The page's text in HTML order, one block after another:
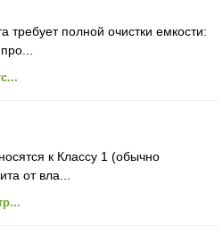
требует полной очистки емкости:
к Классу 1 (обычно
от вла...